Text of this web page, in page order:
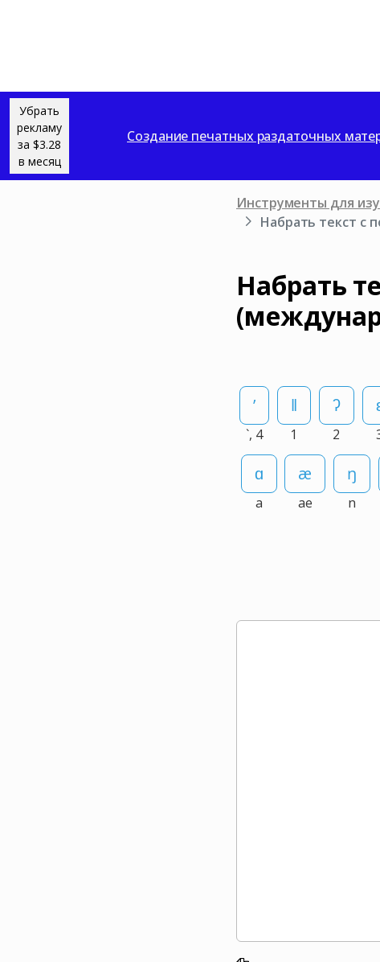
Убрать
рекламу
за $3.28
в месяц
Создание печатных раздаточных
Инструменты для
Набрать текст с
Набрать
`, 4 1 2
a ae n